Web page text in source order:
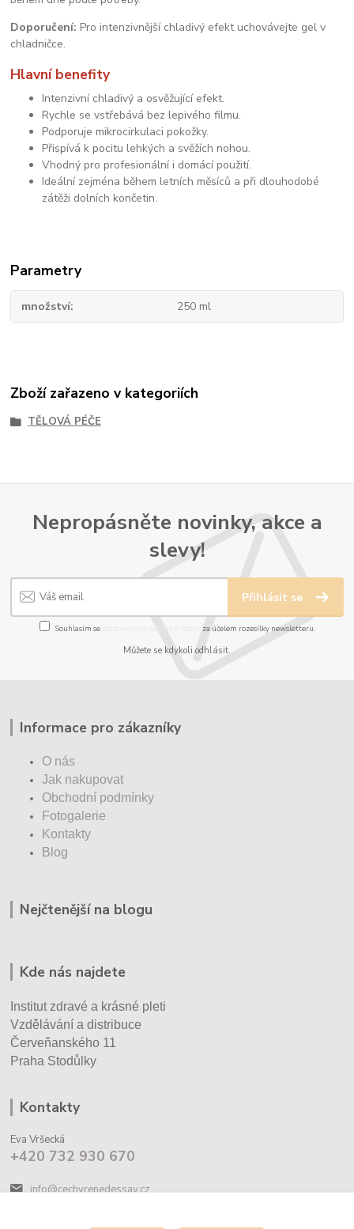
Doporučení: Pro intenzivnější chladivý efekt uchovávejte gel v
chladničce.
Hlavní benefity
Intenzivní chladivý a osvěžující efekt.
Rychle se vstřebává bez lepivého filmu.
Podporuje mikrocirkulaci pokožky.
Přispívá k pocitu lehkých a svěžích nohou.
Vhodný pro profesionální i domácí použití.
Ideální zejména během letních měsíců a při dlouhodobé
zátěži dolních končetin.
Parametry
množství 250 ml
Zboží zařazeno v kategoriích
TĚLOVÁ PÉČE
Nepropásněte novinky, akce a
slevy!
Přihlásit se
Souhlasím se za účelem rozesílky newsletteru.
Můžete se kdykoli odhlásit.
Informace pro zákazníky
O nás
Jak nakupovat
Obchodní podmínky
Fotogalerie
Kontakty
Blog
Nejčtenější na blogu
Kde nás najdete
Institut zdravé a krásné pleti
Vzdělávání a distribuce
Červeňanského 11
Praha Stodůlky
Kontakty
Eva Vršecká
+420 732 930 670
info@cechyrenedessay.cz